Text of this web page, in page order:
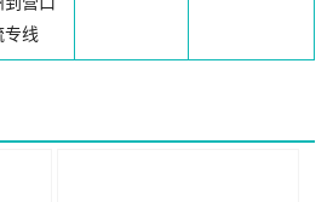
专线